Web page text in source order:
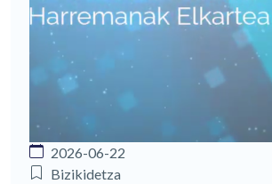
2026-06-22
Bizikidetza